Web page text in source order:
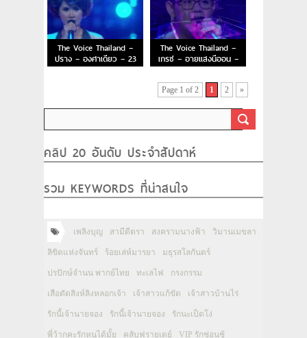
The Voice Thailand –
ปราง – องศาเดียว – 23
Nov 2014
The Voice Thailand –
เกรซ – อายแสงนีออน –
23 Nov 2014
Page 1 of 2 1 2 »
คลิป 20 อันดับ ประจำสัปดาห์
รวม KEYWORDS ที่น่าสนใจ
เพลิงบุญ สามีตีตรา สงครามนางฟ้า วิมานเมขลา
ลิขิตแห่งจันทร์ ร้อยเล่ห์มารยา มธุรสโลกันตร์
ปรปักษ์จำนน พากย์ไทย ทะเลไฟ กรงกรรม
เสือตัดสิงห์ลิงหลอกเจ้า เจ้าสาวแก้ขัด เจ้าสาวบ้านไร่
รักนี้เจ้านายจอง รักนี้เจ้านายจอง รักนะเป็ดโง่
พี่ว้ากคะรักหนูได้มั้ย คลับฟรายเดย์ VIP รักซ่อนชู้